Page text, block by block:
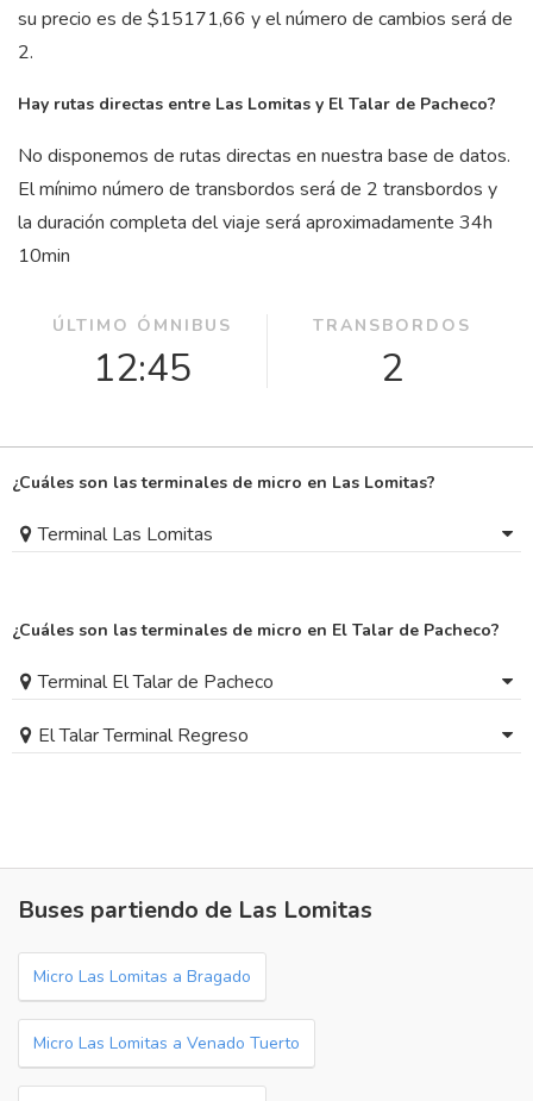
su precio es de $15171,66 y el número de cambios será de
2.
Hay rutas directas entre Las Lomitas y El Talar de Pacheco?
No disponemos de rutas directas en nuestra base de datos.
El mínimo número de transbordos será de 2 transbordos y
la duración completa del viaje será aproximadamente 34h
10min
ÚLTIMO ÓMNIBUS
12:45
TRANSBORDOS
2
¿Cuáles son las terminales de micro en Las Lomitas?
Terminal Las Lomitas
¿Cuáles son las terminales de micro en El Talar de Pacheco?
Terminal El Talar de Pacheco
El Talar Terminal Regreso
Buses partiendo de Las Lomitas
Micro Las Lomitas a Bragado
Micro Las Lomitas a Venado Tuerto